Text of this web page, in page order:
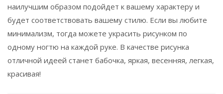
наилучшим образом подойдет к вашему характеру и
будет соответствовать вашему стилю. Если вы любите
минимализм, тогда можете украсить рисунком по
одному ногтю на каждой руке. В качестве рисунка
отличной идеей станет бабочка, яркая, весенняя, легкая,
красивая!